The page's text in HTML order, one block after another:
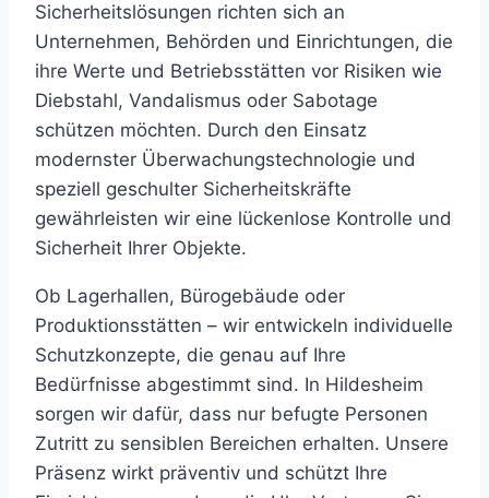
Sicherheitslösungen richten sich an
Unternehmen, Behörden und Einrichtungen, die
ihre Werte und Betriebsstätten vor Risiken wie
Diebstahl, Vandalismus oder Sabotage
schützen möchten. Durch den Einsatz
modernster Überwachungstechnologie und
speziell geschulter Sicherheitskräfte
gewährleisten wir eine lückenlose Kontrolle und
Sicherheit Ihrer Objekte.
Ob Lagerhallen, Bürogebäude oder
Produktionsstätten – wir entwickeln individuelle
Schutzkonzepte, die genau auf Ihre
Bedürfnisse abgestimmt sind. In Hildesheim
sorgen wir dafür, dass nur befugte Personen
Zutritt zu sensiblen Bereichen erhalten. Unsere
Präsenz wirkt präventiv und schützt Ihre